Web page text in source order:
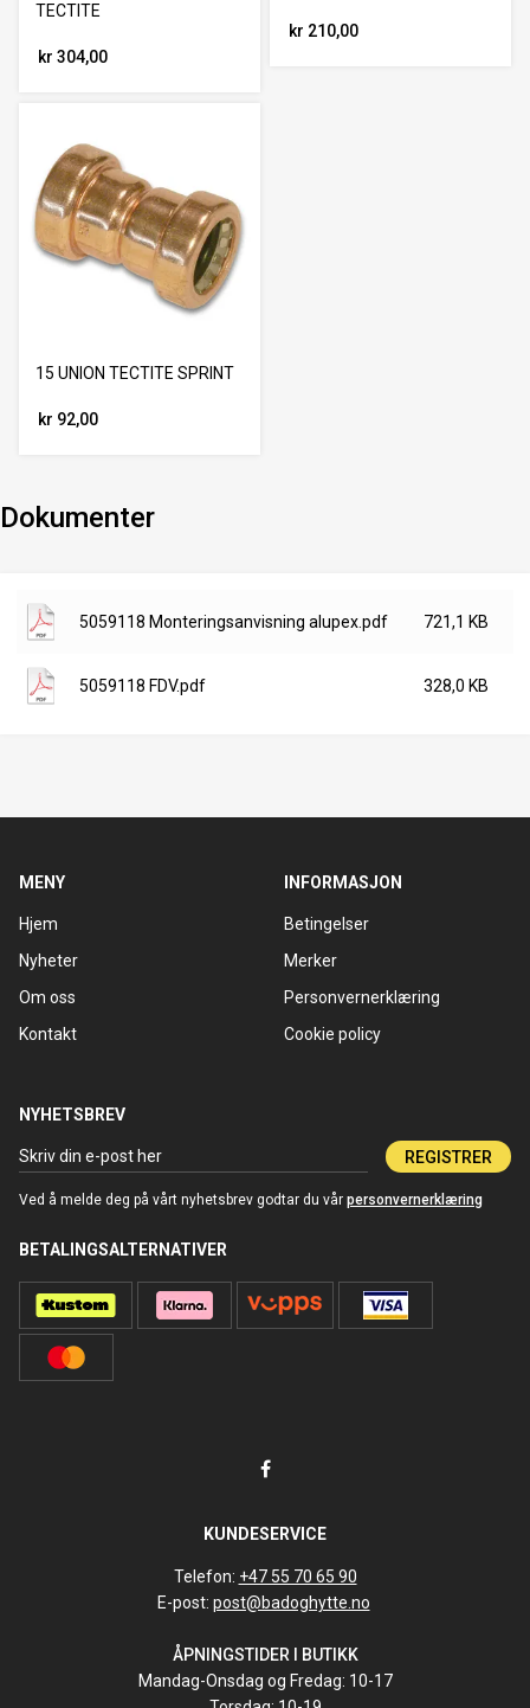
TECTITE
kr 304,00
kr 210,00
15 UNION TECTITE SPRINT
kr 92,00
Dokumenter
5059118 Monteringsanvisning alupex.pdf 721,1 KB
5059118 FDV.pdf 328,0 KB
MENY
Hjem
Nyheter
Om oss
Kontakt
INFORMASJON
Betingelser
Merker
Personvernerklæring
Cookie policy
NYHETSBREV
REGISTRER
Ved å melde deg på vårt nyhetsbrev godtar du vår personvernerklæring
BETALINGSALTERNATIVER
KUNDESERVICE
Telefon: +47 55 70 65 90
E-post: post@badoghytte.no
ÅPNINGSTIDER I BUTIKK
Mandag-Onsdag og Fredag: 10-17